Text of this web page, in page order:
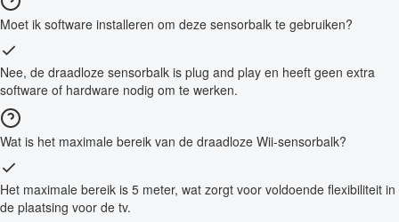
Moet ik software installeren om deze sensorbalk te gebruiken?
Nee, de draadloze sensorbalk is plug and play en heeft geen extra
software of hardware nodig om te werken.
Wat is het maximale bereik van de draadloze Wii-sensorbalk?
Het maximale bereik is 5 meter, wat zorgt voor voldoende flexibiliteit in
de plaatsing voor de tv.